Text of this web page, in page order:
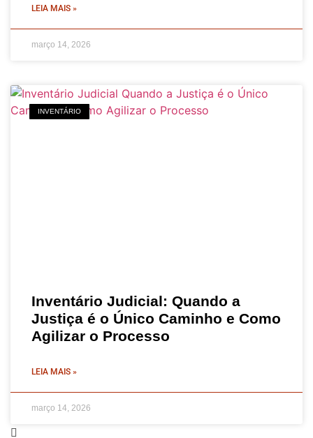
LEIA MAIS »
março 14, 2026
INVENTÁRIO
Inventário Judicial: Quando a
Justiça é o Único Caminho e Como
Agilizar o Processo
LEIA MAIS »
março 14, 2026